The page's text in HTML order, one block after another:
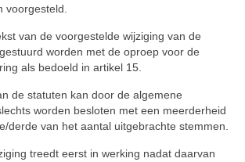
voorgesteld.
van de voorgestelde wijziging van de
worden met de oproep voor de
als bedoeld in artikel 15.
de statuten kan door de algemene
worden besloten met een meerderheid
derde van het aantal uitgebrachte stemmen.
treedt eerst in werking nadat daarvan